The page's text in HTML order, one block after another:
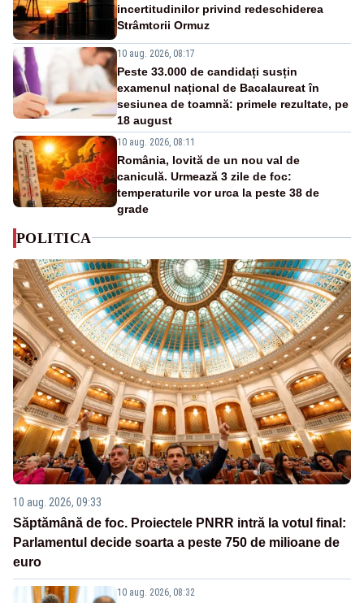
incertitudinilor privind redeschiderea
Strâmtorii Ormuz
10 aug. 2026, 08:17
Peste 33.000 de candidați susțin
examenul național de Bacalaureat în
sesiunea de toamnă: primele rezultate, pe
18 august
10 aug. 2026, 08:11
România, lovită de un nou val de
caniculă. Urmează 3 zile de foc:
temperaturile vor urca la peste 38 de
grade
POLITICA
10 aug. 2026, 09:33
Săptămână de foc. Proiectele PNRR intră la votul final:
Parlamentul decide soarta a peste 750 de milioane de
euro
10 aug. 2026, 08:32